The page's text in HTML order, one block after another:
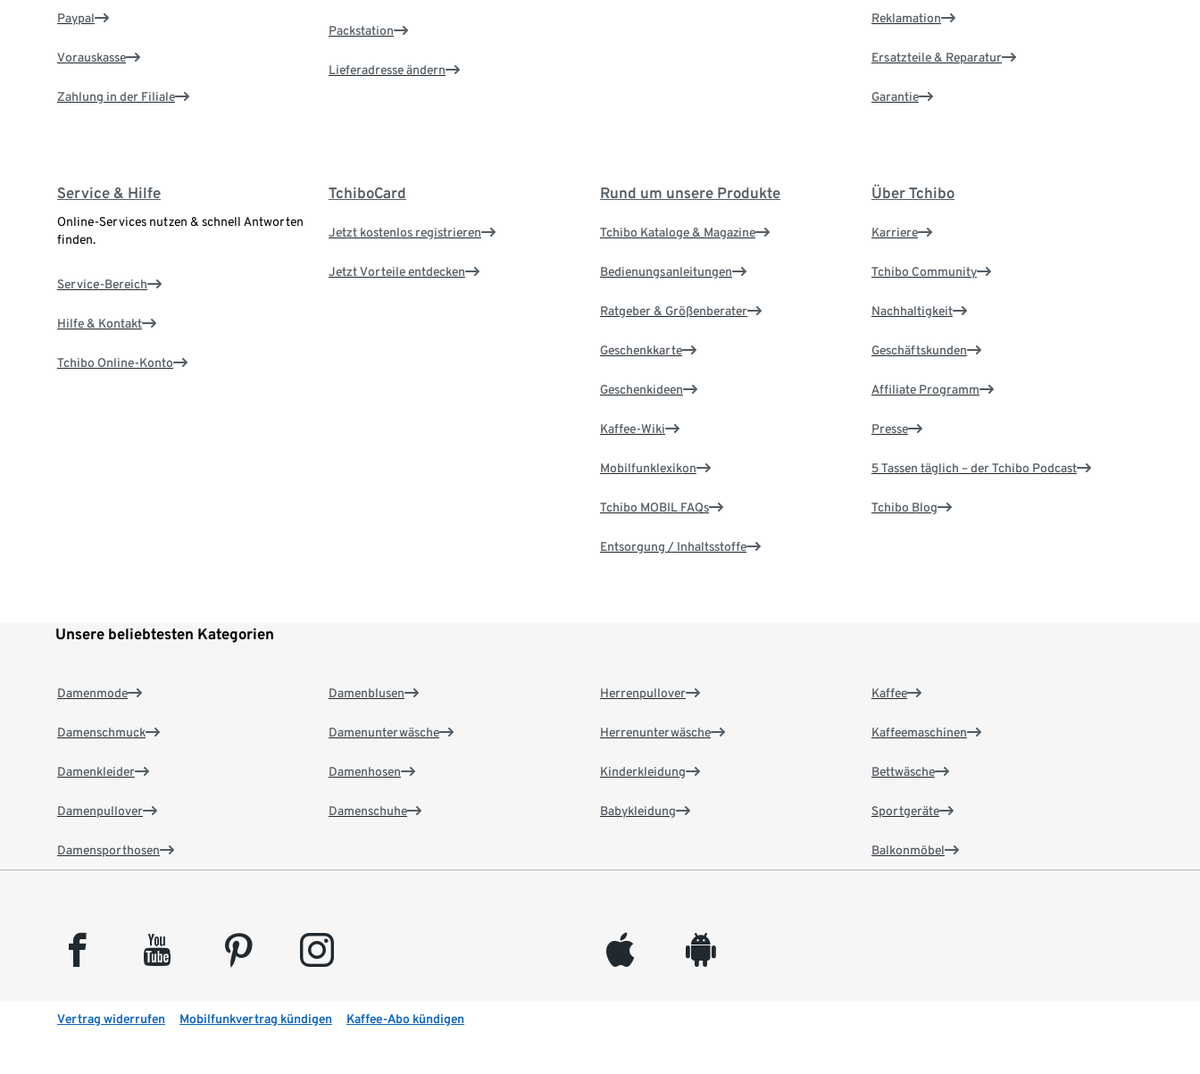
Paypal
Vorauskasse
Zahlung in der Filiale
Packstation
Lieferadresse ändern
Reklamation
Ersatzteile & Reparatur
Garantie
Service & Hilfe
Online-Services nutzen & schnell Antworten
finden.
Service-Bereich
Hilfe & Kontakt
Tchibo Online-Konto
TchiboCard
Jetzt kostenlos registrieren
Jetzt Vorteile entdecken
Rund um unsere Produkte
Tchibo Kataloge & Magazine
Bedienungsanleitungen
Ratgeber & Größenberater
Geschenkkarte
Geschenkideen
Kaffee-Wiki
Mobilfunklexikon
Tchibo MOBIL FAQs
Entsorgung / Inhaltsstoffe
Über Tchibo
Karriere
Tchibo Community
Nachhaltigkeit
Geschäftskunden
Affiliate Programm
Presse
5 Tassen täglich – der Tchibo Podcast
Tchibo Blog
Unsere beliebtesten Kategorien
Damenmode
Damenschmuck
Damenkleider
Damenpullover
Damensporthosen
Damenblusen
Damenunterwäsche
Damenhosen
Damenschuhe
Herrenpullover
Herrenunterwäsche
Kinderkleidung
Babykleidung
Kaffee
Kaffeemaschinen
Bettwäsche
Sportgeräte
Balkonmöbel
facebook youtube pinterest instagram appleinc android
Vertrag widerrufen Mobilfunkvertrag kündigen Kaffee-Abo kündigen